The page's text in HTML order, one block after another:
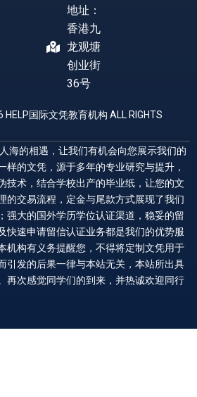
地址：
香港九
龙观塘
创业街
36号
国际文凭教育机构 ALL RIGHTS
海的相遇，让我们有机会向您展示我们的
样的文凭，源于多年的专业研究与提升，
技术，结合学校出产的毕业纸，让您的文
的交易流程，定金与尾款方式展现了我们
强大的国外学历学位认证渠道，稳妥的留
快速申请留信认证业务都是我们的优势服
机构有义务提醒您，不得将定制文凭用于
引发的后果一律与本站无关，本站所出具
再次感觉同学们的到来，并热诚欢迎同行